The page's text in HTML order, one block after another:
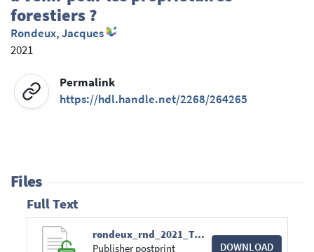
forestiers ?
Rondeux, Jacques
2021
Permalink
https://hdl.handle.net/2268/264265
Files
Full Text
rondeux_rnd_2021_T3_4-5.pdf
Publisher postprint
DOWNLOAD